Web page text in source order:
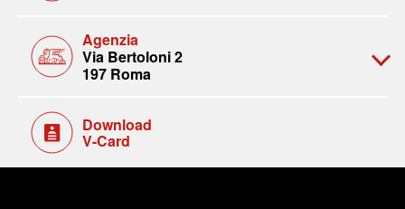
Agenzia
Via Bertoloni 2
197 Roma
Download
V-Card